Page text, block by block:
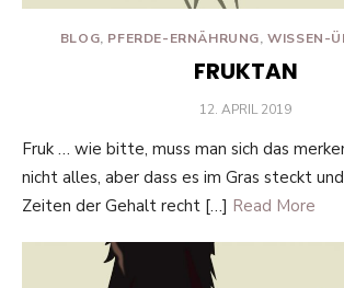
BLOG, PFERDE-ERNÄHRUNG,WISSEN-
FRUKTAN
POSTED
12. APRIL 2019
Fruk … wie bitte, muss man sich das
nicht alles, aber dass es im Gras steckt
Zeiten der Gehalt recht […] Read More